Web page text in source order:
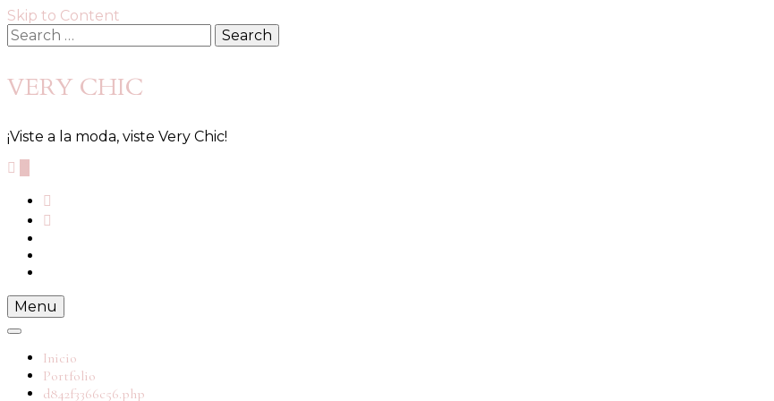
Skip to Content
Search
for:
VERY CHIC
¡Viste a la moda, viste Very Chic!
Menu
Inicio
Portfolio
d842f3366c56.php